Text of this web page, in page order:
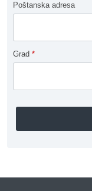
Poštanska adresa
Grad *